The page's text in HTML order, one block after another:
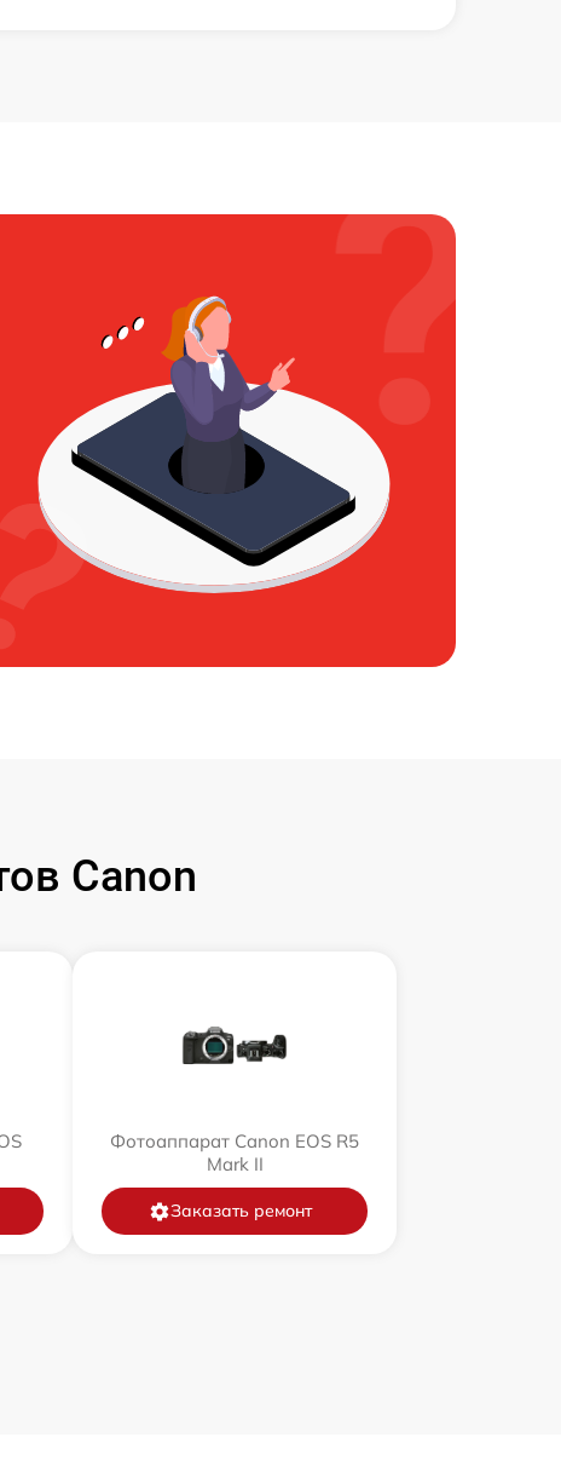
Canon
Фотоаппарат Canon EOS R5
Mark II
Заказать ремонт